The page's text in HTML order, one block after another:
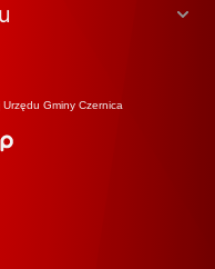
Gminy Czernica